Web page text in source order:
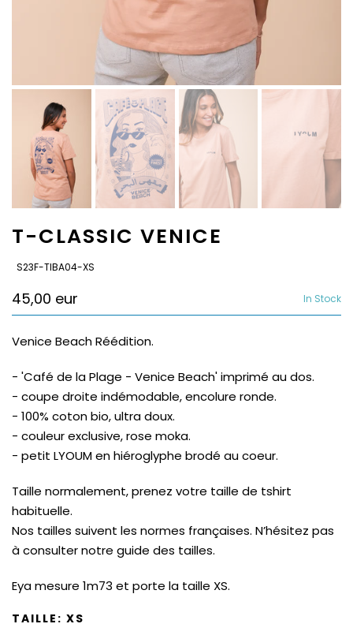
T-CLASSIC VENICE
SKU:
S23F-TIBA04-XS
45,00 eur In Stock
Venice Beach Réédition.
- 'Café de la Plage - Venice Beach' imprimé au dos.
- coupe droite indémodable, encolure ronde.
- 100% coton bio, ultra doux.
- couleur exclusive, rose moka.
- petit LYOUM en hiéroglyphe brodé au coeur.
Taille normalement, prenez votre taille de tshirt
habituelle.
Nos tailles suivent les normes françaises. N’hésitez pas
à consulter notre guide des tailles.
Eya mesure 1m73 et porte la taille XS.
TAILLE: XS